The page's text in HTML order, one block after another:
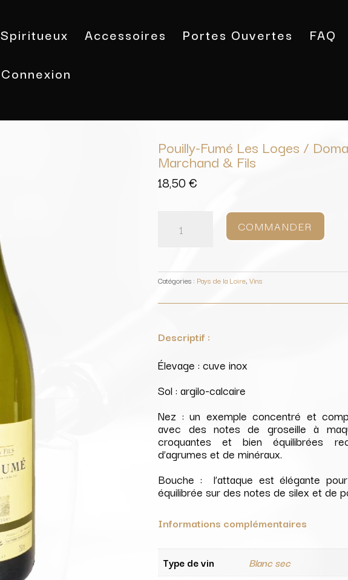
Spiritueux Accessoires Portes Ouvertes FAQ
Connexion
Pouilly-Fumé Les Loges /
Marchand & Fils
18,50€
Pouilly-
/
Domaine
Marchand
COMMANDER
Catégories : Pays de la Loire,Vins
Descriptif :
Élevage : cuve inox
Sol : argilo-calcaire
Nez : un exemple concentré et
avec des notes de groseille à
croquantes et bien équilibrées
d’agrumes et de minéraux.
Bouche : l’attaque est élégante
équilibrée sur des notes de silex et de
Informations complémentaires
Type de vin
Blanc sec